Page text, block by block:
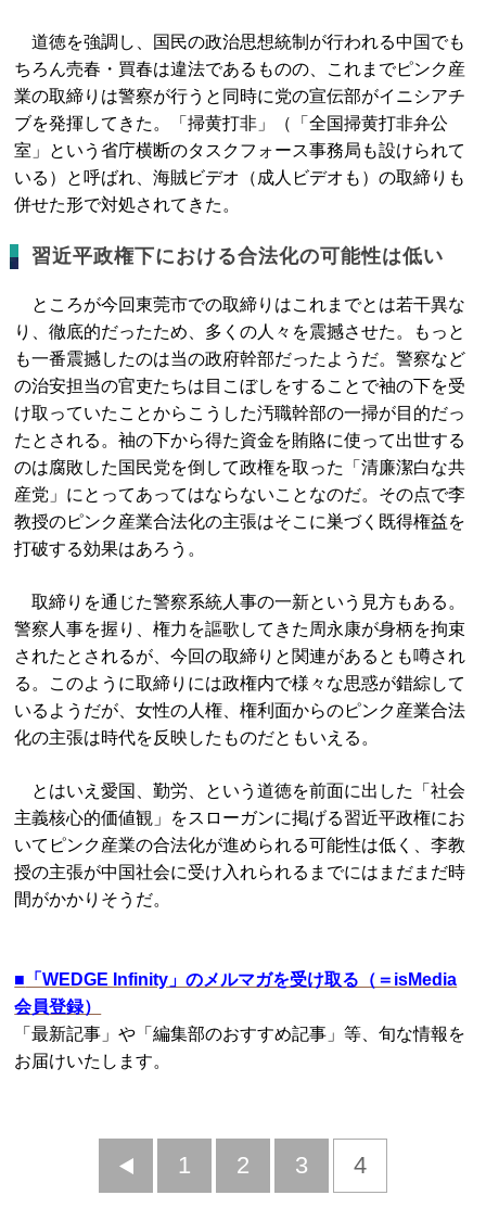
道徳を強調し、国民の政治思想統制が行われる中国でも
ちろん売春・買春は違法であるものの、これまでピンク産
業の取締りは警察が行うと同時に党の宣伝部がイニシアチ
ブを発揮してきた。「掃黄打非」（「全国掃黄打非弁公
室」という省庁横断のタスクフォース事務局も設けられて
いる）と呼ばれ、海賊ビデオ（成人ビデオも）の取締りも
併せた形で対処されてきた。
習近平政権下における合法化の可能性は低い
ところが今回東莞市での取締りはこれまでとは若干異な
り、徹底的だったため、多くの人々を震撼させた。もっと
も一番震撼したのは当の政府幹部だったようだ。警察など
の治安担当の官吏たちは目こぼしをすることで袖の下を受
け取っていたことからこうした汚職幹部の一掃が目的だっ
たとされる。袖の下から得た資金を賄賂に使って出世する
のは腐敗した国民党を倒して政権を取った「清廉潔白な共
産党」にとってあってはならないことなのだ。その点で李
教授のピンク産業合法化の主張はそこに巣づく既得権益を
打破する効果はあろう。
取締りを通じた警察系統人事の一新という見方もある。
警察人事を握り、権力を謳歌してきた周永康が身柄を拘束
されたとされるが、今回の取締りと関連があるとも噂され
る。このように取締りには政権内で様々な思惑が錯綜して
いるようだが、女性の人権、権利面からのピンク産業合法
化の主張は時代を反映したものだともいえる。
とはいえ愛国、勤労、という道徳を前面に出した「社会
主義核心的価値観」をスローガンに掲げる習近平政権にお
いてピンク産業の合法化が進められる可能性は低く、李教
授の主張が中国社会に受け入れられるまでにはまだまだ時
間がかかりそうだ。
■ 「WEDGE Infinity」のメルマガを受け取る（＝isMedia
会員登録）
「最新記事」や「編集部のおすすめ記事」等、旬な情報を
お届けいたします。
前
1 2 3 4